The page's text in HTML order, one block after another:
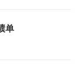
单